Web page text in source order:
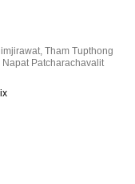
,Tham Tupthong
Napat Patcharachavalit